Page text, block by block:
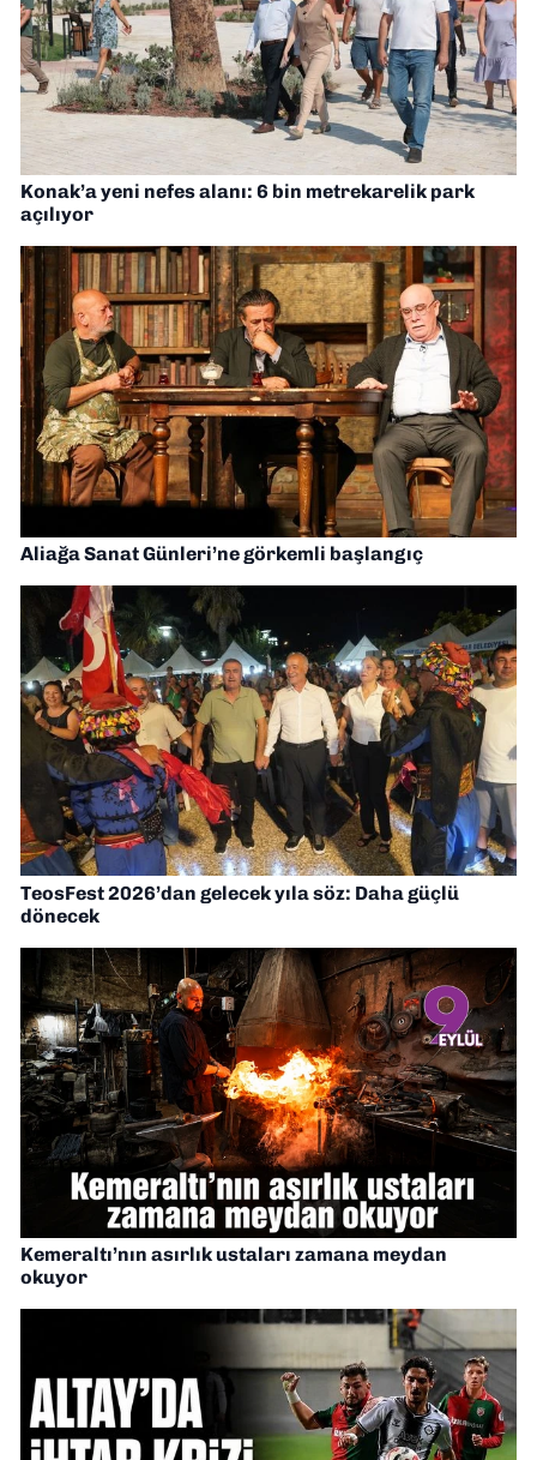
Konak’a yeni nefes alanı: 6 bin metrekarelik park
açılıyor
Aliağa Sanat Günleri’ne görkemli başlangıç
TeosFest 2026’dan gelecek yıla söz: Daha güçlü
dönecek
Kemeraltı’nın asırlık ustaları zamana meydan
okuyor